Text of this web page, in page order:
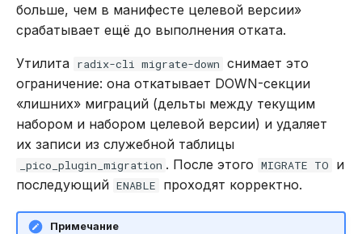
blmpop
blpop
brpoplpush
brpop
lindex
linsert
больше, чем в манифесте целевой версии»
срабатывает ещё до выполнения отката.
Утилита radix-cli migrate-down снимает это
ограничение: она откатывает DOWN-секции
«лишних» миграций (дельты между текущим
набором и набором целевой версии) и удаляет
их записи из служебной таблицы
_pico_plugin_migration . После этого MIGRATE TO
и
последующий ENABLE проходят корректно.
Примечание